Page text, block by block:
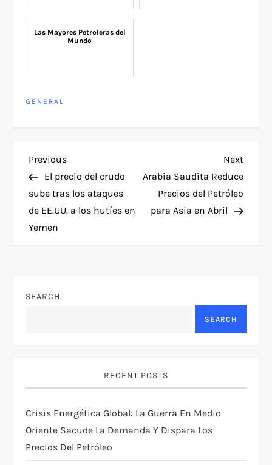
Las Mayores Petroleras del
Mundo
GENERAL
P
o
s
a
g
a
t
Previous
Post
Previous
El precio del crudo
sube tras los ataques
de EE.UU. a los hutíes en
Yemen
Next
Post
Next
Arabia Saudita Reduce
Precios del Petróleo
para Asia en Abril
SEARCH
SEARCH
RECENT POSTS
Crisis Energética Global: La Guerra En Medio
Oriente Sacude La Demanda Y Dispara Los
Precios Del Petróleo